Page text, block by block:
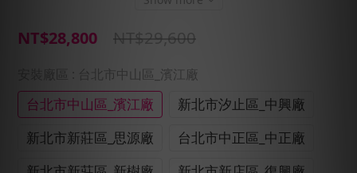
NT$28,800 NT$29,600
: 台北市中山區_濱江廠
台北市中山區_濱江廠
新北市汐止區_中興廠
新北市新莊區_思源廠
台北市中正區_中正廠